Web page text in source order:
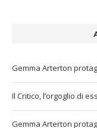
Gemma Arterton
Il Critico, l’orgoglio di
Gemma Arterton